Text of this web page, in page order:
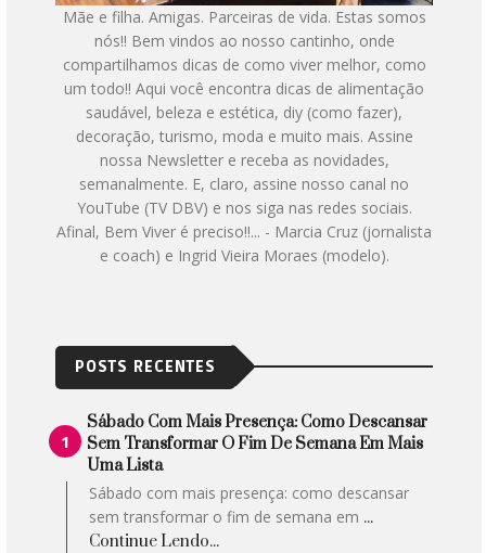
Mãe e filha. Amigas. Parceiras de vida. Estas somos
nós!! Bem vindos ao nosso cantinho, onde
compartilhamos dicas de como viver melhor, como
um todo!! Aqui você encontra dicas de alimentação
saudável, beleza e estética, diy (como fazer),
decoração, turismo, moda e muito mais. Assine
nossa Newsletter e receba as novidades,
semanalmente. E, claro, assine nosso canal no
YouTube (TV DBV) e nos siga nas redes sociais.
Afinal, Bem Viver é preciso!!... - Marcia Cruz (jornalista
e coach) e Ingrid Vieira Moraes (modelo).
POSTS RECENTES
Sábado Com Mais Presença: Como Descansar
Sem Transformar O Fim De Semana Em Mais
Uma Lista
Sábado com mais presença: como descansar
sem transformar o fim de semana em ...
Continue Lendo...